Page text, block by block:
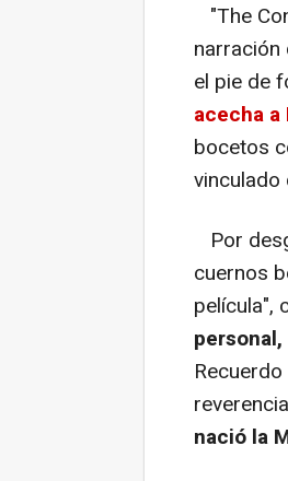
"The
narración
el pie de
acecha
bocetos
vinculado
Por
cuernos
película",
nació la